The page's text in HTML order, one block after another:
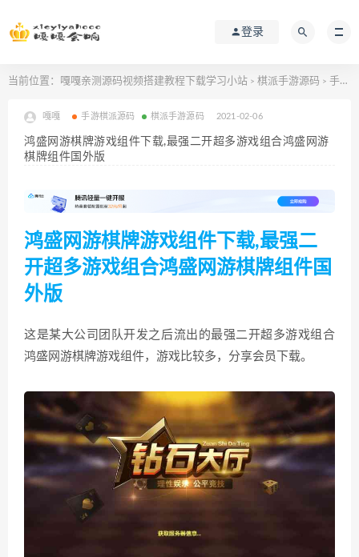
登录
当前位置： 嘎嘎亲测源码视频搭建教程下载学习小站 > 棋派手游源码 > 手游棋派源码
嘎嘎 手游棋派源码 棋派手游源码 2021-02-06
鸿盛网游棋牌游戏组件下载,最强二开超多游戏组合鸿盛网游
棋牌组件国外版
鸿盛网游棋牌游戏组件下载,最强二
开超多游戏组合鸿盛网游棋牌组件国
外版
这是某大公司团队开发之后流出的最强二开超多游戏组合
鸿盛网游棋牌游戏组件，游戏比较多，分享会员下载。